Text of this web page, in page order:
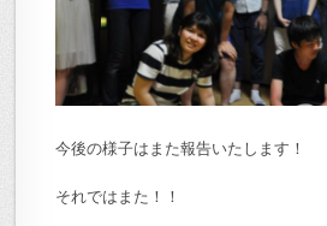
今後の様子はまた報告いたします！
それではまた！！